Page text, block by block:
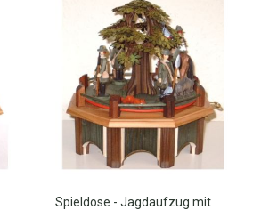
Spieldose - Jagdaufzug mit